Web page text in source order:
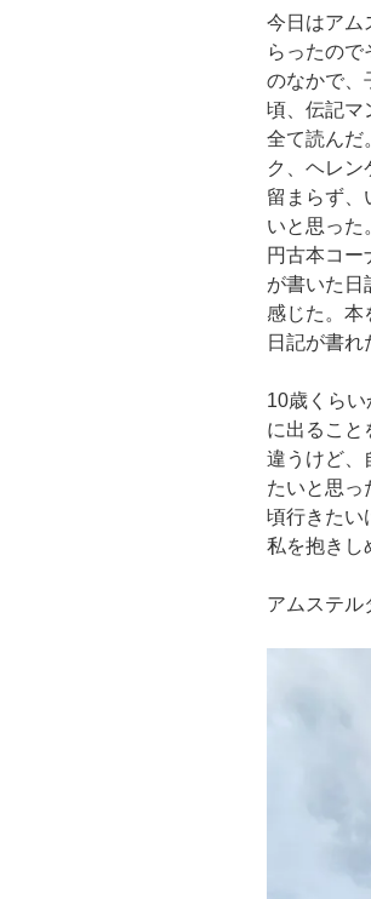
今日はアム
らったの
のなかで、
頃、伝記マ
全て読んだ
ク、ヘレ
留まらず、
いと思った
円古本コー
が書いた日
感じた。本
日記が書れ
10歳くら
に出ること
違うけど、
たいと思っ
頃行きたい
私を抱きし
アムステル